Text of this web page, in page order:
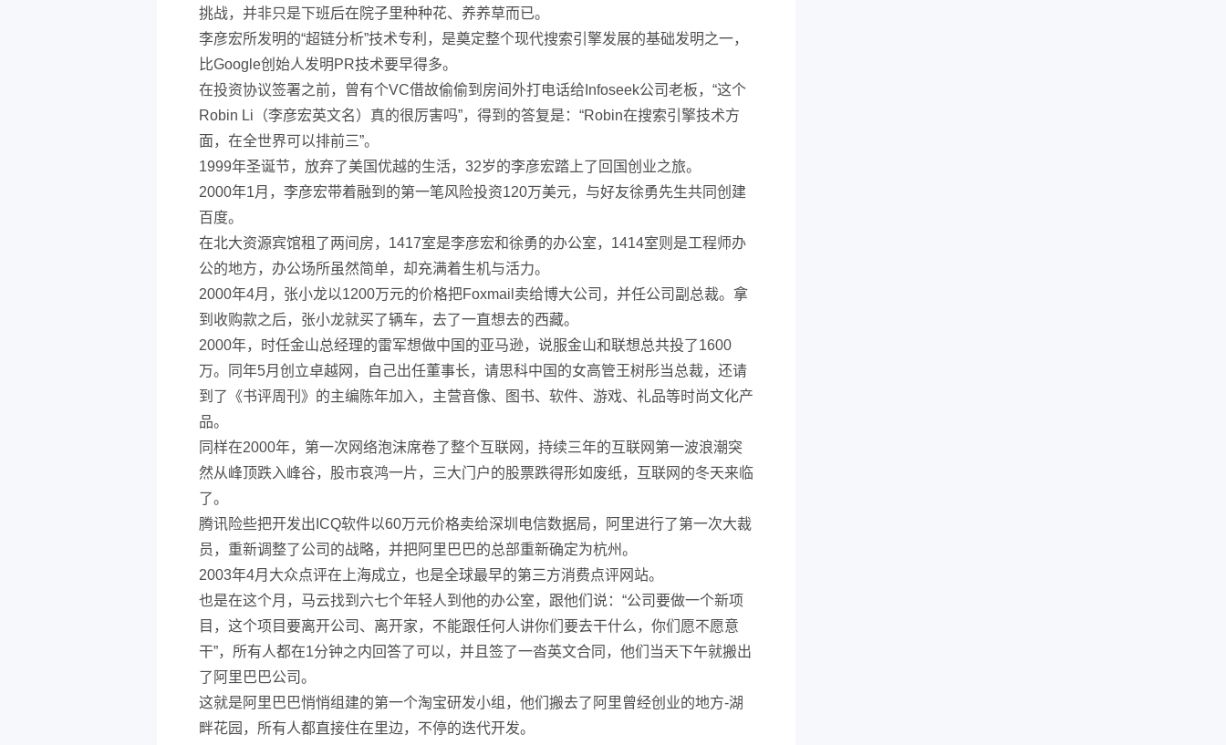
挑战，并非只是下班后在院子里种种花、养养草而已。
李彦宏所发明的“超链分析”技术专利，是奠定整个现代搜索引擎发展的基础发明之一，
比Google创始人发明PR技术要早得多。
在投资协议签署之前，曾有个VC借故偷偷到房间外打电话给Infoseek公司老板，“这个
Robin Li（李彦宏英文名）真的很厉害吗”，得到的答复是：“Robin在搜索引擎技术方
面，在全世界可以排前三”。
1999年圣诞节，放弃了美国优越的生活，32岁的李彦宏踏上了回国创业之旅。
2000年1月，李彦宏带着融到的第一笔风险投资120万美元，与好友徐勇先生共同创建
百度。
在北大资源宾馆租了两间房，1417室是李彦宏和徐勇的办公室，1414室则是工程师办
公的地方，办公场所虽然简单，却充满着生机与活力。
2000年4月，张小龙以1200万元的价格把Foxmail卖给博大公司，并任公司副总裁。拿
到收购款之后，张小龙就买了辆车，去了一直想去的西藏。
2000年，时任金山总经理的雷军想做中国的亚马逊，说服金山和联想总共投了1600
万。同年5月创立卓越网，自己出任董事长，请思科中国的女高管王树彤当总裁，还请
到了《书评周刊》的主编陈年加入，主营音像、图书、软件、游戏、礼品等时尚文化产
品。
同样在2000年，第一次网络泡沫席卷了整个互联网，持续三年的互联网第一波浪潮突
然从峰顶跌入峰谷，股市哀鸿一片，三大门户的股票跌得形如废纸，互联网的冬天来临
了。
腾讯险些把开发出ICQ软件以60万元价格卖给深圳电信数据局，阿里进行了第一次大裁
员，重新调整了公司的战略，并把阿里巴巴的总部重新确定为杭州。
2003年4月大众点评在上海成立，也是全球最早的第三方消费点评网站。
也是在这个月，马云找到六七个年轻人到他的办公室，跟他们说：“公司要做一个新项
目，这个项目要离开公司、离开家，不能跟任何人讲你们要去干什么，你们愿不愿意
干”，所有人都在1分钟之内回答了可以，并且签了一沓英文合同，他们当天下午就搬出
了阿里巴巴公司。
这就是阿里巴巴悄悄组建的第一个淘宝研发小组，他们搬去了阿里曾经创业的地方-湖
畔花园，所有人都直接住在里边，不停的迭代开发。